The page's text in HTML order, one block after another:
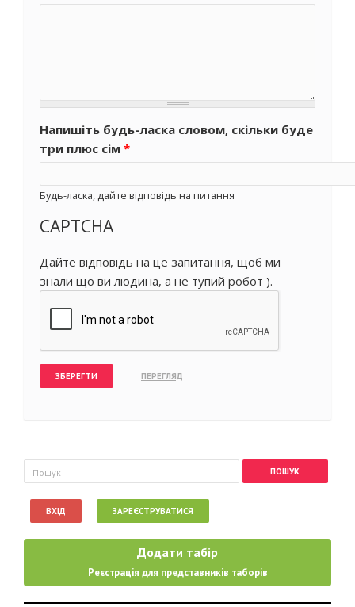
Напишіть будь-ласка словом, скільки буде
три плюс сім *
Будь-ласка, дайте відповідь на питання
CAPTCHA
Дайте відповідь на це запитання, щоб ми
знали що ви людина, а не тупий робот ).
Пошукова форма
Пошук
ВХІД ЗАРЕЄСТРУВАТИСЯ
Додати табір
Реєстрація для представників таборів